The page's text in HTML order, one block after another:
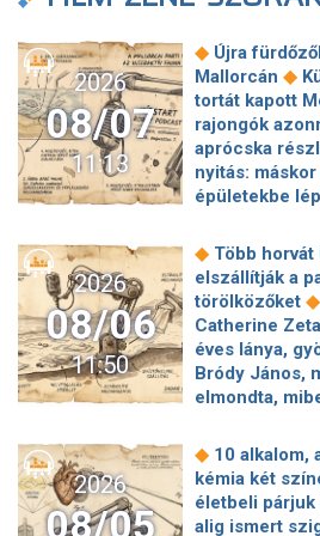
románok a
hogy nem
nap◆
villantott a
a befektetők
látványt nyújt
Kiderült, mi
◆Sötétbe
áruházak◆
működésre
Közlekedési
miatt◆
közzétett
gyakorlatilag
amihez akart◆
az AI-
EU-s AI-
veszélyben
HR-osztályok
2026
08/07
11:13
◆ Újra
Mallorcán ◆
tortát kapott
rajongók
aprócska
nyitás:
épületekbe
Andornak
jelölték
filmjét◆Véget
Balogh
álommeló
akinek teljesül
kívánsága a
őrangyal
előzeteséhez,
Netflixen
Zsigmond
◆
2026
08/06
11:50
◆ Több
elszállítják a
törölközőket ◆
Catherine
éves lánya,
Bródy János,
elmondta,
minden
Jennifer
él Krug
menedékre
◆
2026
08/05
◆ 10 alkalom,
kémia két
életbeli
alig ismert